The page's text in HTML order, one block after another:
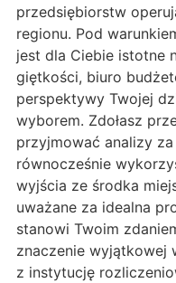
przedsiębiorstw
regionu. Pod
jest dla Ciebie istotne
giętkości, biuro
perspektywy Twojej
wyborem. Zdołasz
przyjmować analizy
równocześnie
wyjścia ze środka
uważane za idealna
stanowi Twoim
znaczenie wyjątkowej
z instytucję